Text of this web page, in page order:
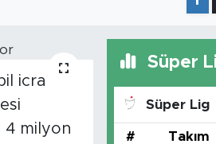
icra
4 milyon
Süper
Süper Lig
# Takım